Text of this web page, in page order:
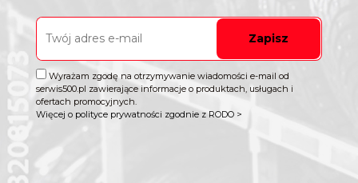
Zapisz
Wyrażam zgodę na otrzymywanie wiadomości e-mail od
serwis500.pl zawierające informacje o produktach, usługach i
ofertach promocyjnych.
Więcej o polityce prywatności zgodnie z RODO >